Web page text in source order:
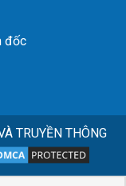
đốc
TRUYỀN THÔNG